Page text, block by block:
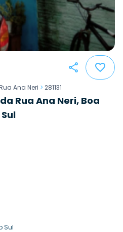
Ana Neri > 281131
Rua Ana Neri, Boa
Sul